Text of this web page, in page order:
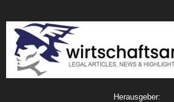
Herausgeber: